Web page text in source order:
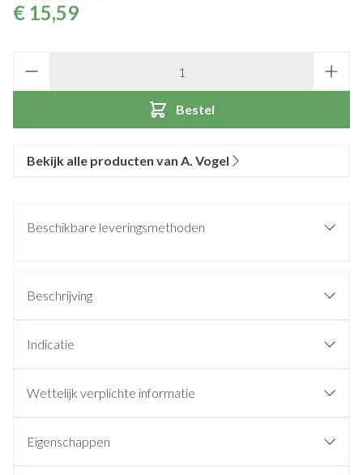
€ 15,59
Bestel
Bekijk alle producten van A. Vogel
Beschikbare leveringsmethoden
Beschrijving
Indicatie
Wettelijk verplichte informatie
Eigenschappen